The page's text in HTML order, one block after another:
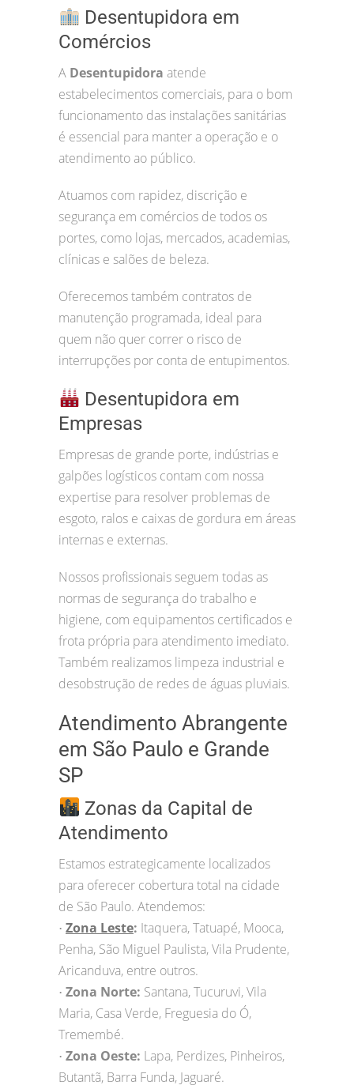
Desentupidora em
Comércios
A Desentupidora atende
estabelecimentos comerciais, para o bom
funcionamento das instalações sanitárias
é essencial para manter a operação e o
atendimento ao público.
Atuamos com rapidez, discrição e
segurança em comércios de todos os
portes, como lojas, mercados, academias,
clínicas e salões de beleza.
Oferecemos também contratos de
manutenção programada, ideal para
quem não quer correr o risco de
interrupções por conta de entupimentos.
Desentupidora em
Empresas
Empresas de grande porte, indústrias e
galpões logísticos contam com nossa
expertise para resolver problemas de
esgoto, ralos e caixas de gordura em áreas
internas e externas.
Nossos profissionais seguem todas as
normas de segurança do trabalho e
higiene, com equipamentos certificados e
frota própria para atendimento imediato.
Também realizamos limpeza industrial e
desobstrução de redes de águas pluviais.
Atendimento Abrangente
em São Paulo e Grande
SP
Zonas da Capital de
Atendimento
Estamos estrategicamente localizados
para oferecer cobertura total na cidade
de São Paulo. Atendemos:
• Zona Leste: Itaquera, Tatuapé, Mooca,
Penha, São Miguel Paulista, Vila Prudente,
Aricanduva, entre outros.
• Zona Norte: Santana, Tucuruvi, Vila
Maria, Casa Verde, Freguesia do Ó,
Tremembé.
• Zona Oeste: Lapa, Perdizes, Pinheiros,
Butantã, Barra Funda, Jaguaré.